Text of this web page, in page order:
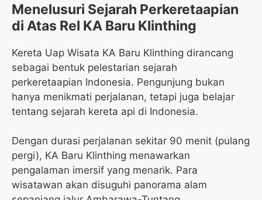
Menelusuri Sejarah Perkeretaapian
di Atas Rel KA Baru Klinthing
Kereta Uap Wisata KA Baru Klinthing dirancang
sebagai bentuk pelestarian sejarah
perkeretaapian Indonesia. Pengunjung bukan
hanya menikmati perjalanan, tetapi juga belajar
tentang sejarah kereta api di Indonesia.
Dengan durasi perjalanan sekitar 90 menit (pulang
pergi), KA Baru Klinthing menawarkan
pengalaman imersif yang menarik. Para
wisatawan akan disuguhi panorama alam